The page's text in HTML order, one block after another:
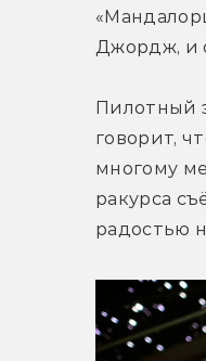
Джордж, и
Пилотный
говорит,
многому
ракурса
радостью